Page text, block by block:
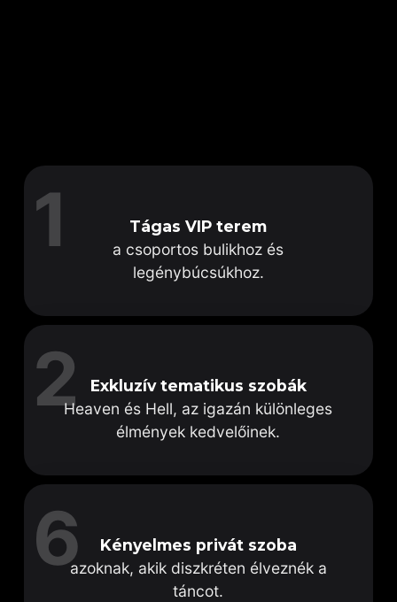
Ajánlatot Kérek
1
Tágas VIP terem
a csoportos bulikhoz és
legénybúcsúkhoz.
2
Exkluzív tematikus szobák
Heaven és Hell, az igazán különleges
élmények kedvelőinek.
6
Kényelmes privát szoba
azoknak, akik diszkréten élveznék a
táncot.